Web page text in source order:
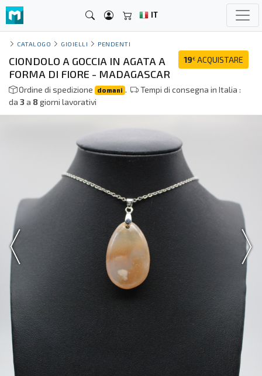
IT
CATALOGO GIOIELLI PENDENTI
19€ ACQUISTARE
CIONDOLO A GOCCIA IN AGATA A
FORMA DI FIORE - MADAGASCAR
Ordine di spedizione domani .
Tempi di consegna in Italia :
da 3a 8giorni lavorativi